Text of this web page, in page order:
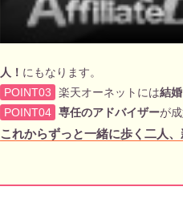
人！ にもなります。
POINT03
楽天オーネットには結
POINT04 専任のアドバイザーが
これからずっと一緒に歩く二人